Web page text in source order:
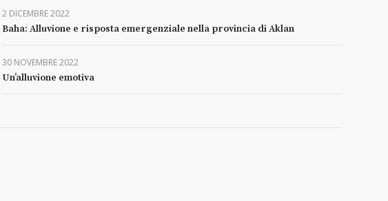
2 DICEMBRE 2022
Baha: Alluvione e risposta emergenziale nella provincia di Aklan
30 NOVEMBRE 2022
Un’alluvione emotiva